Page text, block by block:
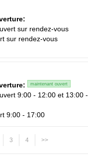
sur rendez-vous
sur rendez-vous
maintenant ouvert
9:00 - 12:00 et 13:00 -
9:00 - 17:00
3 4 >>